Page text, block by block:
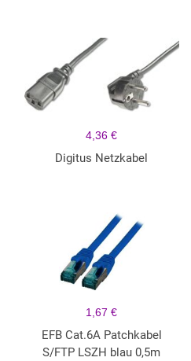
4,36 €
Digitus Netzkabel
1,67 €
EFB Cat.6A Patchkabel
S/FTP LSZH blau 0,5m